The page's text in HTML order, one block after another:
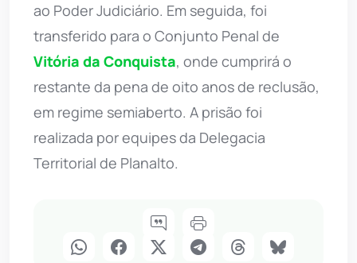
ao Poder Judiciário. Em seguida, foi
transferido para o Conjunto Penal de
Vitória da Conquista, onde cumprirá o
restante da pena de oito anos de reclusão,
em regime semiaberto. A prisão foi
realizada por equipes da Delegacia
Territorial de Planalto.